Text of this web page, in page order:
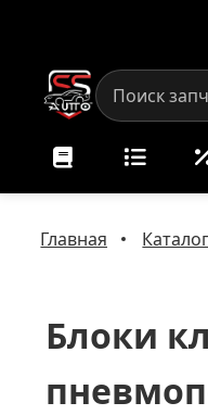
Главная Каталог
Блоки